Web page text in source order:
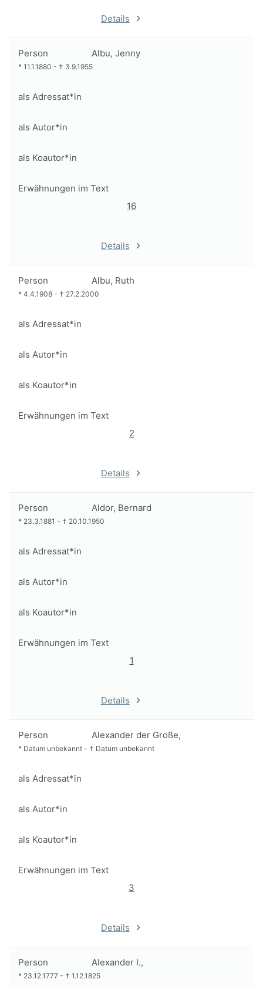
Details
Person Albu, Jenny
* 11.1.1880 - † 3.9.1955
als Adressat*in
als Autor*in
als Koautor*in
Erwähnungen im Text
16
Details
Person Albu, Ruth
* 4.4.1908 - † 27.2.2000
als Adressat*in
als Autor*in
als Koautor*in
Erwähnungen im Text
2
Details
Person Aldor, Bernard
* 23.3.1881 - † 20.10.1950
als Adressat*in
als Autor*in
als Koautor*in
Erwähnungen im Text
1
Details
Person Alexander der Große,
* Datum unbekannt - † Datum unbekannt
als Adressat*in
als Autor*in
als Koautor*in
Erwähnungen im Text
3
Details
Person Alexander I.,
* 23.12.1777 - † 1.12.1825